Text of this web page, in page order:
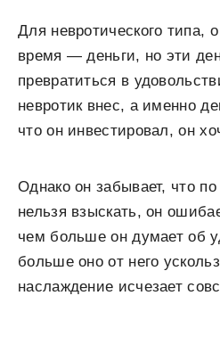
Для невротического типа,
время — деньги, но эти
превратиться в
невротик внес, а именно
что он инвестировал, он
Однако он забывает, что
нельзя взыскать, он
чем больше он думает об
больше оно от него
наслаждение исчезает